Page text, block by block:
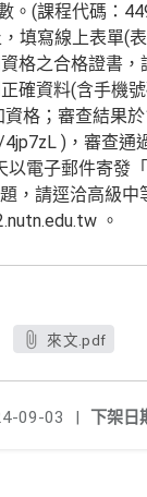
(課程代碼：
填寫線上表單(表
之合格證書，
確資料(含手機
格；審查結果
)，審查通
電子郵件寄發
，請逕洽高級
。
來文.pdf
下架日
09-03 |